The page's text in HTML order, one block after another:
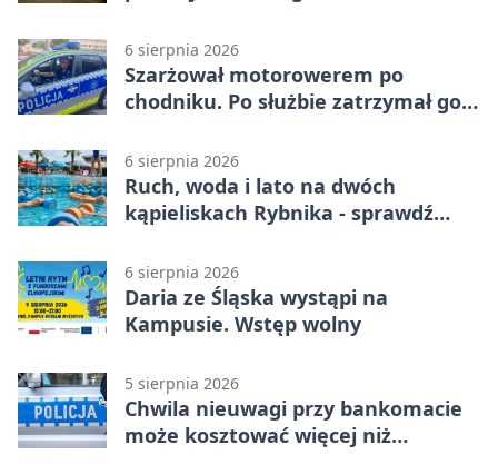
6 sierpnia 2026
Szarżował motorowerem po
chodniku. Po służbie zatrzymał go
6 sierpnia 2026
Ruch, woda i lato na dwóch
kąpieliskach Rybnika - sprawdź
6 sierpnia 2026
Daria ze Śląska wystąpi na
Kampusie. Wstęp wolny
5 sierpnia 2026
Chwila nieuwagi przy bankomacie
może kosztować więcej niż